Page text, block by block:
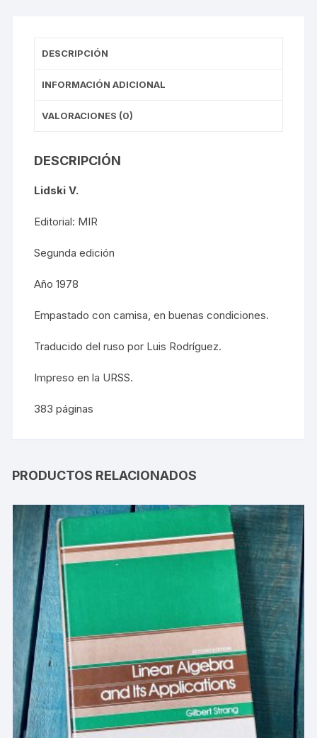
DESCRIPCIÓN
INFORMACIÓN ADICIONAL
VALORACIONES (0)
DESCRIPCIÓN
Lidski V.
Editorial: MIR
Segunda edición
Año 1978
Empastado con camisa, en buenas condiciones.
Traducido del ruso por Luis Rodríguez.
Impreso en la URSS.
383 páginas
PRODUCTOS RELACIONADOS